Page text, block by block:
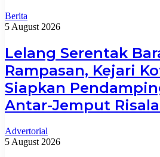
Berita
5 August 2026
Lelang Serentak
Rampasan, Kejari
Siapkan
Antar-Jemput
Advertorial
5 August 2026